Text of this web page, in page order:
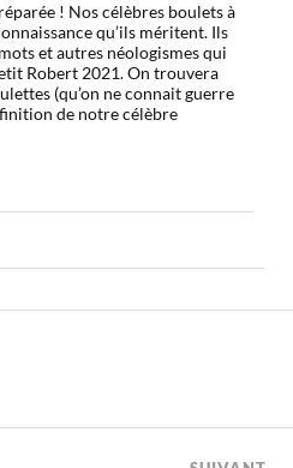
! Nos célèbres boulets à
qu’ils méritent. Ils
et autres néologismes qui
Robert 2021. On trouvera
(qu’on ne connait guerre
de notre célèbre